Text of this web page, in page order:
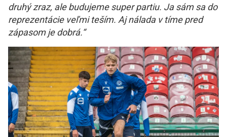
druhý zraz, ale budujeme super partiu. Ja sám sa do
reprezentácie veľmi teším. Aj nálada v tíme pred
zápasom je dobrá.“